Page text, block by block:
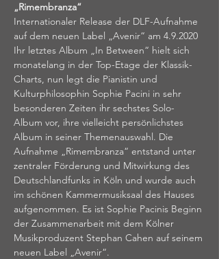
„Rimembranza“
Internationaler Release der DLF-Aufnahme
auf dem neuen Label „Avenir“ am 4.9.2020
Ihr letztes Album „In Between“ hielt sich
monatelang in der Top-Etage der Klassik-
Charts, nun legt die Pianistin und
Kulturphilosophin Sophie Pacini in sehr
besonderen Zeiten ihr sechstes Solo-
Album vor, ihre vielleicht persönlichstes
Album in seiner Themenauswahl. Die
Aufnahme „Rimembranza“ entstand unter
zentraler Förderung und Mitwirkung des
Deutschlandfunks in Köln und wurde auch
im schönen Kammermusiksaal des Hauses
aufgenommen. Es ist Sophie Pacinis Beginn
der Zusammenarbeit mit dem Kölner
Musikproduzent Stephan Cahen auf seinem
neuen Label „Avenir“.